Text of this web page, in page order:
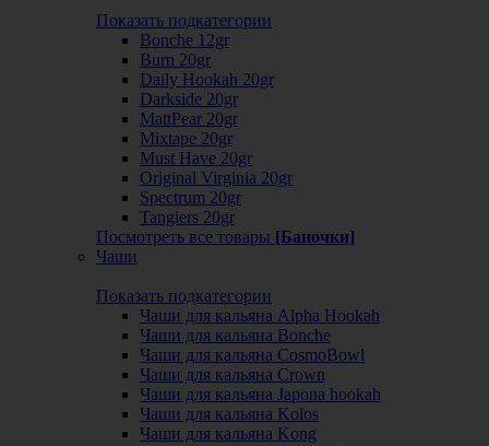
Показать подкатегории
Bonche 12gr
Burn 20gr
Daily Hookah 20gr
Darkside 20gr
MattPear 20gr
Mixtape 20gr
Must Have 20gr
Original Virginia 20gr
Spectrum 20gr
Tangiers 20gr
Посмотреть все товары [Баночки]
Чаши
Показать подкатегории
Чаши для кальяна Alpha Hookah
Чаши для кальяна Bonche
Чаши для кальяна CosmoBowl
Чаши для кальяна Crown
Чаши для кальяна Japona hookah
Чаши для кальяна Kolos
Чаши для кальяна Kong